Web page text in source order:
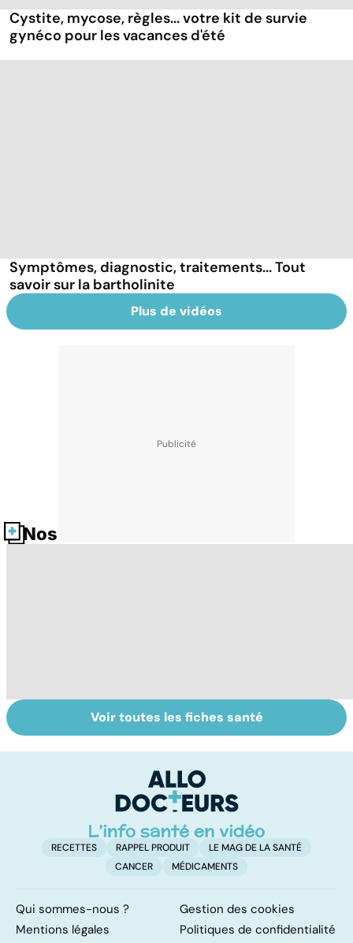
Cystite, mycose, règles... votre kit de survie
gynéco pour les vacances d'été
Symptômes, diagnostic, traitements... Tout
savoir sur la bartholinite
Plus de vidéos
Nos fiches santé
HPV : tout savoir
sur les
Gynéco : un suivi
pour la vie
Voir toutes les fiches santé
RECETTES RAPPEL PRODUIT
LE MAG DE LA SANTÉ
CANCER
MÉDICAMENTS
Qui sommes-nous ?
Gestion des cookies
Mentions légales
Politiques de confidentialité